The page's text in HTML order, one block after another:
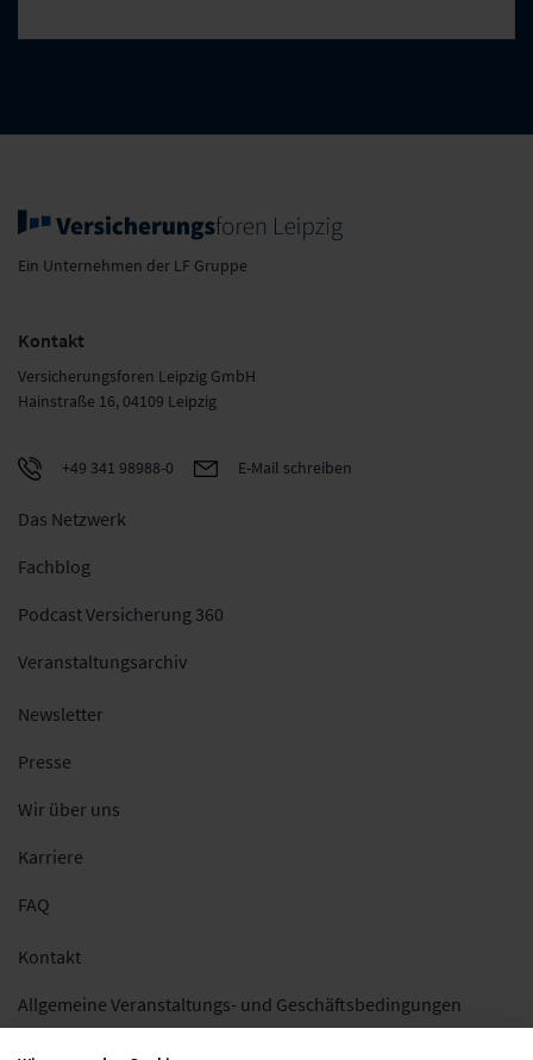
Ein Unternehmen der LF Gruppe
Kontakt
Versicherungsforen Leipzig GmbH
Hainstraße 16, 04109 Leipzig
+49 341 98988-0 E-Mail schreiben
Das Netzwerk
Fachblog
Podcast Versicherung 360
Veranstaltungsarchiv
Newsletter
Presse
Wir über uns
Karriere
FAQ
Kontakt
Allgemeine Veranstaltungs- und Geschäftsbedingungen
Impressum